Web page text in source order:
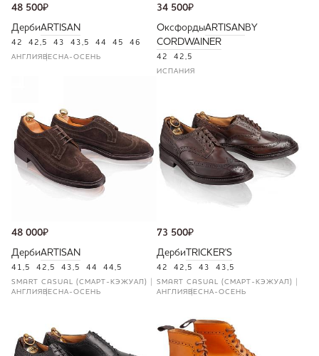
48 500₽
ДербиARTISAN
42 42,5 43 43,5 44 45 46
АНГЛИЯ ВЕСНА-ОСЕНЬ
34 500₽
ОксфордыARTISAN BY
CORDWAINER
42 42,5
ИСПАНИЯ
48 000₽
ДербиARTISAN
41,5 42,5 43,5 44 44,5
SMART CASUAL (СМАРТ-КЭЖУАЛ)
АНГЛИЯ ВЕСНА-ОСЕНЬ
73 500₽
Дерби TRICKER'S
42 42,5 43 43,5
SMART CASUAL (СМАРТ-КЭЖУАЛ)
АНГЛИЯ ВЕСНА-ОСЕНЬ